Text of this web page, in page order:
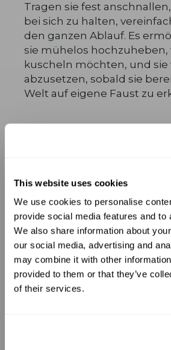
This website uses cookies
We use cookies to personalise
provide social media features and to
We also share information about
our social media, advertising and
may combine it with other
provided to them or that they’ve
of their services.
Tragen sie fest
bei sich zu halten,
den ganzen Ablauf. Es
sie mühelos hochzuheben,
kuscheln möchten, und sie
abzusetzen, sobald sie
Welt auf eigene Faust zu
UNLOCK
Sign up to receive 10%
order.